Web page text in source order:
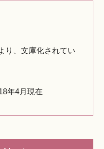
り、文庫化されてい
年4月現在